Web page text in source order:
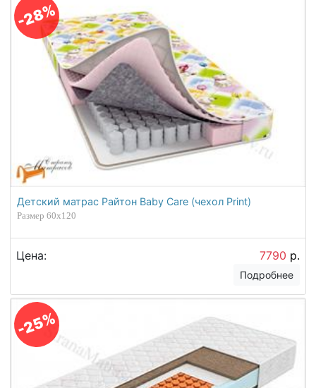
-28%
Детский матрас Райтон Baby Care (чехол Print)
Размер 60х120
Цена: 7790 р.
Подробнее
-25%